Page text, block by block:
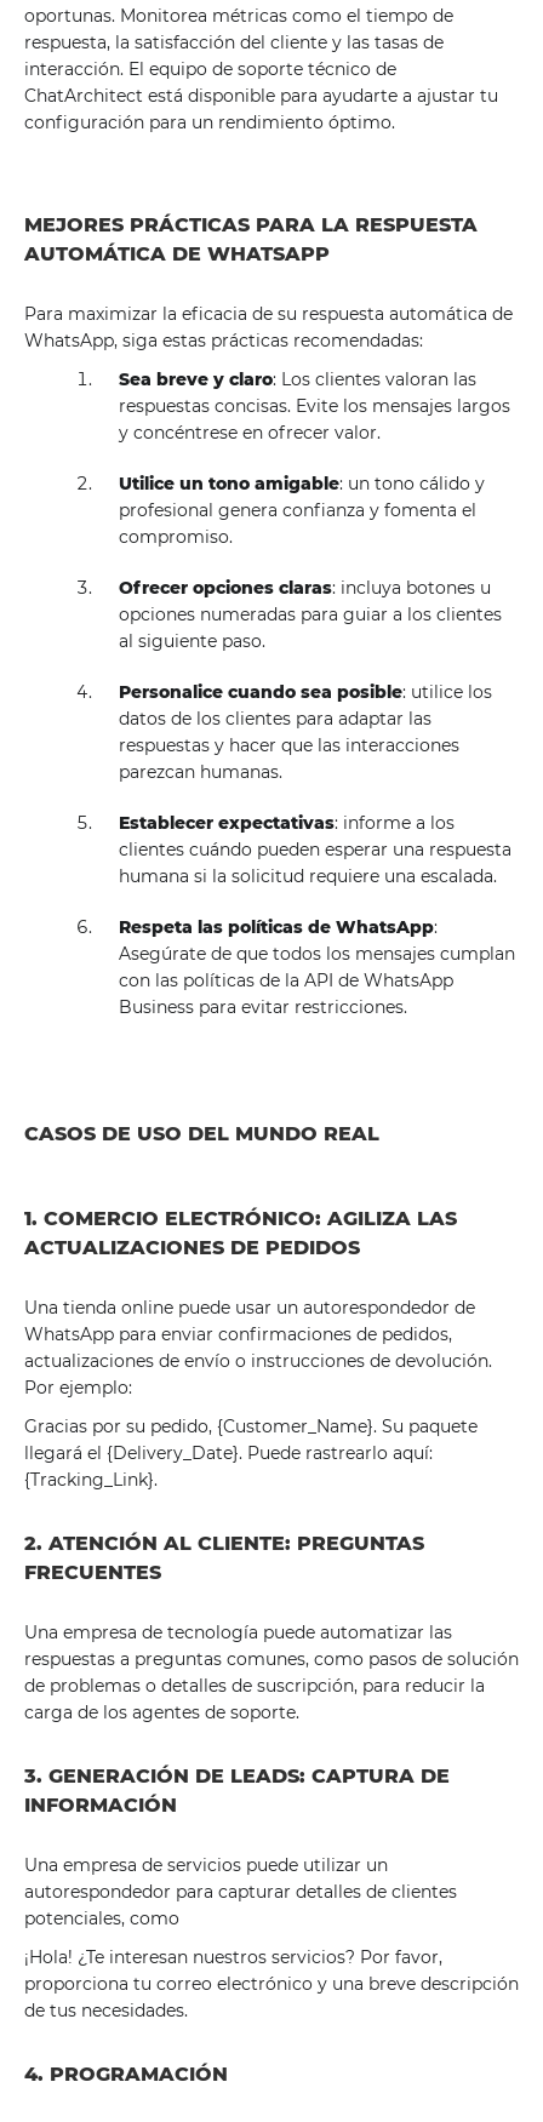
oportunas. Monitorea métricas como el tiempo de
respuesta, la satisfacción del cliente y las tasas de
interacción. El equipo de soporte técnico de
ChatArchitect está disponible para ayudarte a ajustar tu
configuración para un rendimiento óptimo.
MEJORES PRÁCTICAS PARA LA RESPUESTA
AUTOMÁTICA DE WHATSAPP
Para maximizar la eficacia de su respuesta automática de
WhatsApp, siga estas prácticas recomendadas:
Sea breve y claro: Los clientes valoran las
respuestas concisas. Evite los mensajes largos
y concéntrese en ofrecer valor.
Utilice un tono amigable: un tono cálido y
profesional genera confianza y fomenta el
compromiso.
Ofrecer opciones claras: incluya botones u
opciones numeradas para guiar a los clientes
al siguiente paso.
Personalice cuando sea posible: utilice los
datos de los clientes para adaptar las
respuestas y hacer que las interacciones
parezcan humanas.
Establecer expectativas: informe a los
clientes cuándo pueden esperar una respuesta
humana si la solicitud requiere una escalada.
Respeta las políticas de WhatsApp:
Asegúrate de que todos los mensajes cumplan
con las políticas de la API de WhatsApp
Business para evitar restricciones.
CASOS DE USO DEL MUNDO REAL
1. COMERCIO ELECTRÓNICO: AGILIZA LAS
ACTUALIZACIONES DE PEDIDOS
Una tienda online puede usar un autorespondedor de
WhatsApp para enviar confirmaciones de pedidos,
actualizaciones de envío o instrucciones de devolución.
Por ejemplo:
Gracias por su pedido, {Customer_Name}. Su paquete
llegará el {Delivery_Date}. Puede rastrearlo aquí:
{Tracking_Link}.
2. ATENCIÓN AL CLIENTE: PREGUNTAS
FRECUENTES
Una empresa de tecnología puede automatizar las
respuestas a preguntas comunes, como pasos de solución
de problemas o detalles de suscripción, para reducir la
carga de los agentes de soporte.
3. GENERACIÓN DE LEADS: CAPTURA DE
INFORMACIÓN
Una empresa de servicios puede utilizar un
autorespondedor para capturar detalles de clientes
potenciales, como
¡Hola! ¿Te interesan nuestros servicios? Por favor,
proporciona tu correo electrónico y una breve descripción
de tus necesidades.
4. PROGRAMACIÓN